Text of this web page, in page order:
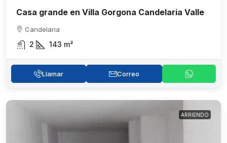
Casa grande en Villa Gorgona Candelaria Valle
Candelaria
2 143 m²
Llamar Correo
ARRIENDO